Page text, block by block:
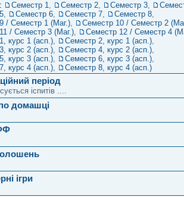
Семестр 1, Семестр 2, Семестр 3,
, Семестр 6, Семестр 7, Семестр 8,
/ Семестр 1 (Маг.),
Семестр 10 / Семестр 2
/ Семестр 3 (Маг.),
Семестр 12 / Семестр 4
курс 1 (асп.), Семестр 2, курс 1 (асп.),
курс 2 (асп.), Семестр 4, курс 2 (асп.),
курс 3 (асп.), Семестр 6, курс 3 (асп.),
курс 4 (асп.), Семестр 8, курс 4 (асп.)
період
іспитів ....
домашці
ігри